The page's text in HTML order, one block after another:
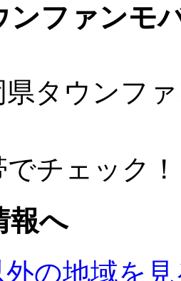
ンファンモ
県タウンフ
チェック！
報へ
の地域を